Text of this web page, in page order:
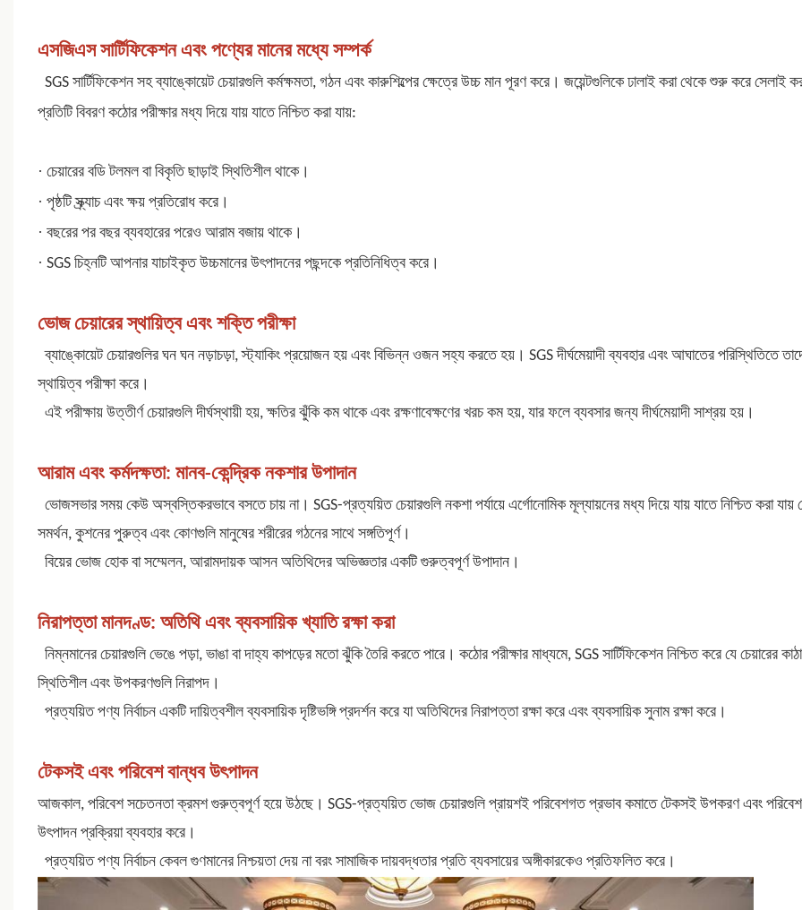
এসজিএস সার্টিফিকেশন এবং পণ্যের মানের মধ্যে সম্পর্ক
SGS সার্টিফিকেশনসহ ব্যাঙ্কোয়েট চেয়ারগুলি কর্মক্ষমতা, গঠন এবং কারুশিল্পের ক্ষেত্রে উচ্চ মান পূরণ করে। জয়েন্টগুলিকে ঢালাই করা থেকে শুরু করে সেলাই
প্রতিটি বিবরণ কঠোর পরীক্ষার মধ্য দিয়ে যায় যাতে নিশ্চিত করা যায়:
· চেয়ারের বডি টলমল বা বিকৃতি ছাড়াই স্থিতিশীল থাকে।
· পৃষ্ঠটি স্ক্র্যাচ এবং ক্ষয় প্রতিরোধ করে।
· বছরের পর বছর ব্যবহারের পরেও আরাম বজায় থাকে।
· SGS চিহ্নটি আপনার যাচাইকৃত উচ্চমানের উৎপাদনের পছন্দকে প্রতিনিধিত্ব করে।
ভোজ চেয়ারের স্থায়িত্ব এবং শক্তি পরীক্ষা
ব্যাঙ্কোয়েট চেয়ারগুলির ঘন ঘন নড়াচড়া, স্ট্যাকিং প্রয়োজন হয় এবং বিভিন্ন ওজন সহ্য করতে হয়। SGS দীর্ঘমেয়াদী ব্যবহার এবং আঘাতের পরিস্থিতিতে
স্থায়িত্ব পরীক্ষা করে।
এই পরীক্ষায় উত্তীর্ণ চেয়ারগুলি দীর্ঘস্থায়ী হয়, ক্ষতির ঝুঁকি কম থাকে এবং রক্ষণাবেক্ষণের খরচ কম হয়, যার ফলে ব্যবসার জন্য দীর্ঘমেয়াদী সাশ্রয় হয়।
আরাম এবং কর্মদক্ষতা: মানব-কেন্দ্রিক নকশার উপাদান
ভোজসভার সময় কেউ অস্বস্তিকরভাবে বসতে চায় না। SGS-প্রত্যয়িত চেয়ারগুলি নকশা পর্যায়ে এর্গোনোমিক মূল্যায়নের মধ্য দিয়ে যায় যাতে নিশ্চিত করা যায়
সমর্থন, কুশনের পুরুত্ব এবং কোণগুলি মানুষের শরীরের গঠনের সাথে সঙ্গতিপূর্ণ।
বিয়ের ভোজ হোক বা সম্মেলন, আরামদায়ক আসন অতিথিদের অভিজ্ঞতার একটি গুরুত্বপূর্ণ উপাদান।
নিরাপত্তা মানদণ্ড: অতিথি এবং ব্যবসায়িক খ্যাতি রক্ষা করা
নিম্নমানের চেয়ারগুলি ভেঙে পড়া, ভাঙা বা দাহ্য কাপড়ের মতো ঝুঁকি তৈরি করতে পারে। কঠোর পরীক্ষার মাধ্যমে, SGS সার্টিফিকেশন নিশ্চিত করে যে চেয়ারের
স্থিতিশীল এবং উপকরণগুলি নিরাপদ।
প্রত্যয়িত পণ্য নির্বাচন একটি দায়িত্বশীল ব্যবসায়িক দৃষ্টিভঙ্গি প্রদর্শন করে যা অতিথিদের নিরাপত্তা রক্ষা করে এবং ব্যবসায়িক সুনাম রক্ষা করে।
টেকসই এবং পরিবেশ বান্ধব উৎপাদন
আজকাল, পরিবেশ সচেতনতা ক্রমশ গুরুত্বপূর্ণ হয়ে উঠছে। SGS-প্রত্যয়িত ভোজ চেয়ারগুলি প্রায়শই পরিবেশগত প্রভাব কমাতে টেকসই উপকরণ এবং
উৎপাদনপ্রক্রিয়া ব্যবহার করে।
প্রত্যয়িত পণ্য নির্বাচন কেবল গুণমানের নিশ্চয়তা দেয় না বরং সামাজিক দায়বদ্ধতার প্রতি ব্যবসায়ের অঙ্গীকারকেও প্রতিফলিত করে।